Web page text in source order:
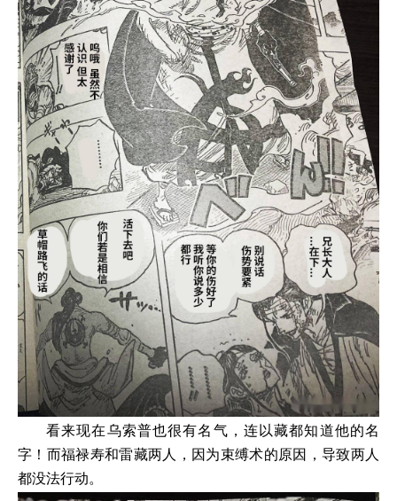
看来现在乌索普也很有名气，连以藏都知道他的名
字！而福禄寿和雷藏两人，因为束缚术的原因，导致两人
都没法行动。